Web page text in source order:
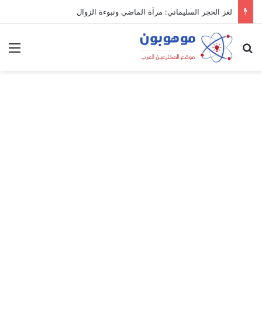
لغز الحجر السليماني: مرآة الماضي ونبوءة الزوال
بحث عن